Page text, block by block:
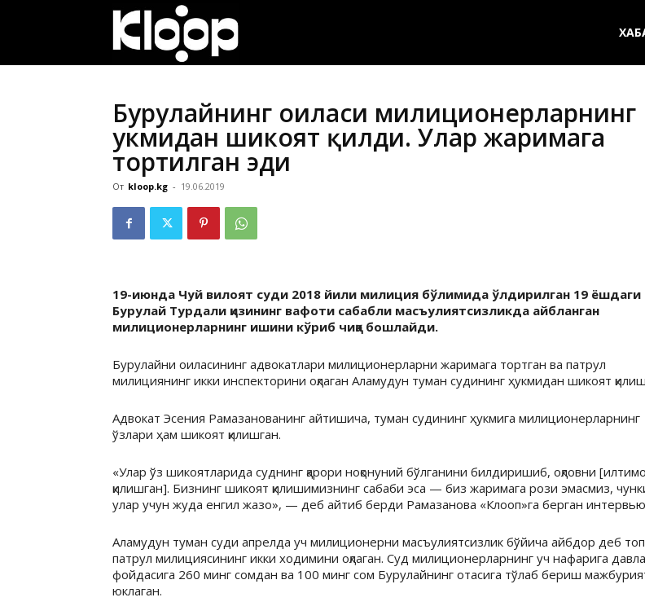
Бурулайнинг оиласи милиционерларнинг
ҳукмидан шикоят қилди. Улар жаримага
тортилган эди
От kloop.kg - 19.06.2019
19-июнда Чуй вилоят суди 2018 йили милиция бўлимида ўлдирилган 19 ёшдаги
Бурулай Турдали қизининг вафоти сабабли масъулиятсизликда айбланган
милиционерларнинг ишини кўриб чиқа бошлайди.
Бурулайни оиласининг адвокатлари милиционерларни жаримага тортган ва патрул
милициянинг икки инспекторини оқлаган Аламудун туман судининг ҳукмидан шикоят
Адвокат Эсения Рамазанованинг айтишича, туман судининг ҳукмига милиционерларнинг
ўзлари ҳам шикоят қилишган.
«Улар ўз шикоятларида суднинг қарори ноқонуний бўлганини билдиришиб, оқловни
қилишган]. Бизнинг шикоят қилишимизнинг сабаби эса — биз жаримага рози эмасмиз,
улар учун жуда енгил жазо», — деб айтиб берди Рамазанова «Клооп»га берган
Аламудун туман суди апрелда уч милиционерни масъулиятсизлик бўйича айбдор деб
патрул милициясининг икки ходимини оқлаган. Суд милиционерларнинг уч нафарига
фойдасига 260 минг сомдан ва 100 минг сом Бурулайнинг отасига тўлаб бериш
юклаган.